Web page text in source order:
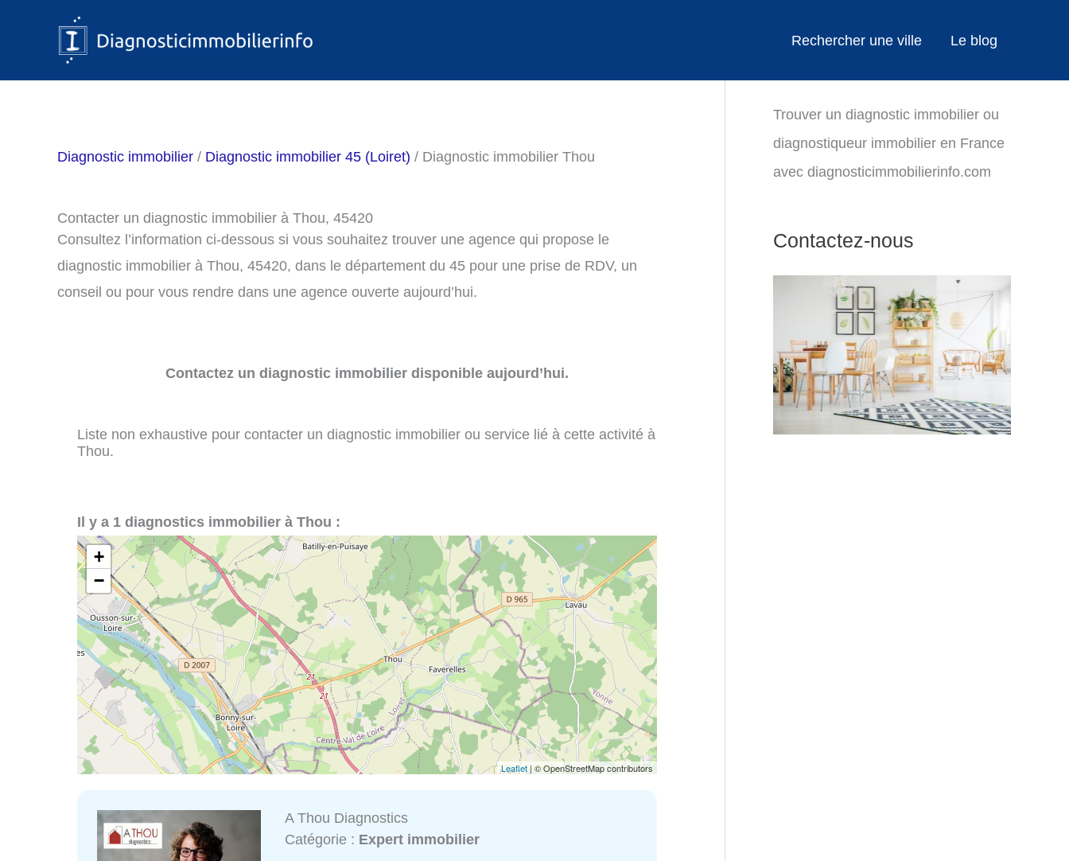
Rechercher une ville Le blog
Diagnostic immobilier / Diagnostic immobilier 45 (Loiret) / Diagnostic immobilier Thou
Contacter un diagnostic immobilier à Thou, 45420
Consultez l’information ci-dessous si vous souhaitez trouver une agence qui propose le
diagnostic immobilier à Thou, 45420, dans le département du 45 pour une prise de RDV, un
conseil ou pour vous rendre dans une agence ouverte aujourd’hui.
Contactez un diagnostic immobilier disponible aujourd’hui.
Liste non exhaustive pour contacter un diagnostic immobilier ou service lié à cette activité à
Thou.
Il y a 1 diagnostics immobilier à Thou :
+
−
Leaflet| © OpenStreetMap contributors
A Thou Diagnostics
Catégorie : Expert immobilier
Trouver un diagnostic immobilier ou
diagnostiqueur immobilier en France
avec diagnosticimmobilierinfo.com
Contactez-nous